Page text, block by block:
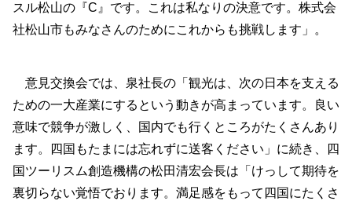
スル松山の『C』です。これは私なりの決意です。株式会
社松山市もみなさんのためにこれからも挑戦します」。
意見交換会では、泉社長の「観光は、次の日本を支える
ための一大産業にするという動きが高まっています。良い
意味で競争が激しく、国内でも行くところがたくさんあり
ます。四国もたまには忘れずに送客ください」に続き、四
国ツーリスム創造機構の松田清宏会長は「けっして期待を
裏切らない覚悟でおります。満足感をもって四国にたくさ